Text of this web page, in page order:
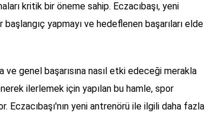
kritik bir öneme sahip. Eczacıbaşı, yeni
yapmayı ve hedeflenen başarıları elde
ve genel başarısına nasıl etki edeceği merakla
ilerlemek için yapılan bu hamle, spor
Eczacıbaşı'nın yeni antrenörü ile ilgili daha fazla